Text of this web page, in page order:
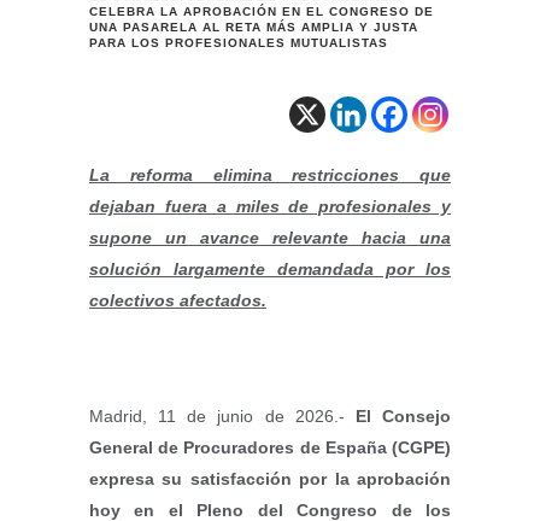
CELEBRA LA APROBACIÓN EN EL CONGRESO DE
UNA PASARELA AL RETA MÁS AMPLIA Y JUSTA
PARA LOS PROFESIONALES MUTUALISTAS
La reforma elimina restricciones que
dejaban fuera a miles de profesionales y
supone un avance relevante hacia una
solución largamente demandada por los
colectivos afectados.
Madrid, 11 de junio de 2026.- El Consejo
General de Procuradores de España (CGPE)
expresa su satisfacción por la aprobación
hoy en el Pleno del Congreso de los